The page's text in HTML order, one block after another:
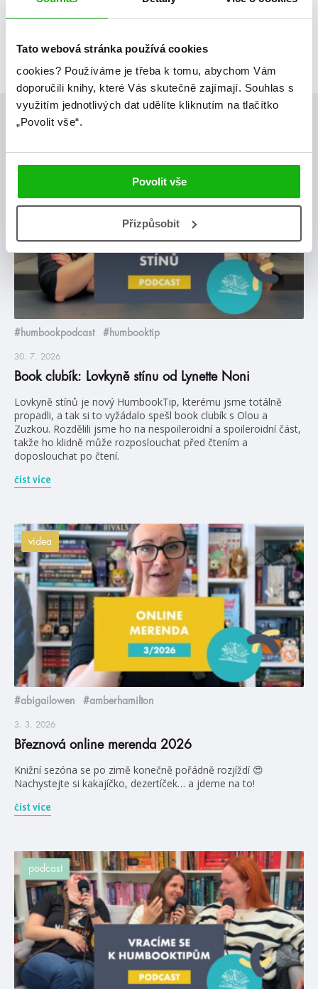
Tato webová stránka používá cookies
cookies? Používáme je třeba k tomu, abychom Vám
doporučili knihy, které Vás skutečně zajímají. Souhlas s
využitím jednotlivých dat udělíte kliknutím na tlačítko
„Povolit vše“.
Povolit vše
Přizpůsobit
Posty, které by tě mohly zajímat
#humbookpodcast #humbooktip
30. 7. 2026
Book clubík: Lovkyně stínu od Lynette Noni
Lovkyně stínů je nový HumbookTip, kterému jsme totálně
propadli, a tak si to vyžádalo spešl book clubík s Olou a
Zuzkou. Rozdělili jsme ho na nespoileroidní a spoileroidní část,
takže ho klidně může rozposlouchat před čtením a
doposlouchat po čtení.
číst více
videa
#abigailowen #amberhamilton
3. 3. 2026
Březnová online merenda 2026
Knižní sezóna se po zimě konečně pořádně rozjíždí 😍
Nachystejte si kakajíčko, dezertíček… a jdeme na to!
číst více
podcast